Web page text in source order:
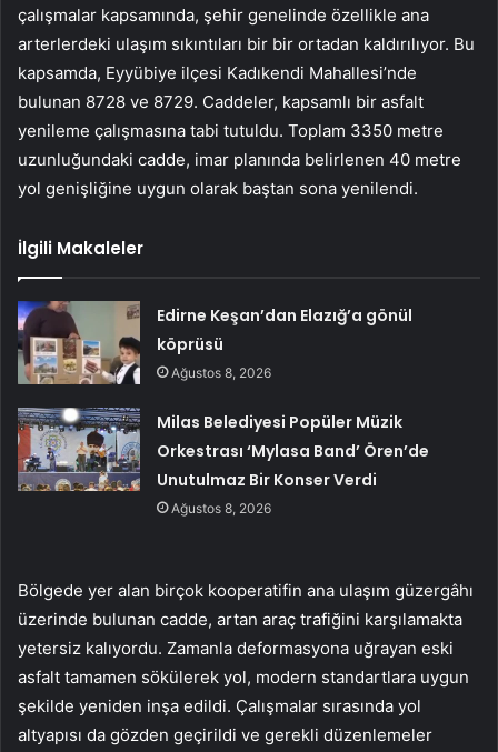
çalışmalar kapsamında, şehir genelinde özellikle ana
arterlerdeki ulaşım sıkıntıları bir bir ortadan kaldırılıyor. Bu
kapsamda, Eyyübiye ilçesi Kadıkendi Mahallesi’nde
bulunan 8728 ve 8729. Caddeler, kapsamlı bir asfalt
yenileme çalışmasına tabi tutuldu. Toplam 3350 metre
uzunluğundaki cadde, imar planında belirlenen 40 metre
yol genişliğine uygun olarak baştan sona yenilendi.
İlgili Makaleler
Edirne Keşan’dan Elazığ’a gönül
köprüsü
Ağustos 8, 2026
Milas Belediyesi Popüler Müzik
Orkestrası ‘Mylasa Band’ Ören’de
Unutulmaz Bir Konser Verdi
Ağustos 8, 2026
Bölgede yer alan birçok kooperatifin ana ulaşım güzergâhı
üzerinde bulunan cadde, artan araç trafiğini karşılamakta
yetersiz kalıyordu. Zamanla deformasyona uğrayan eski
asfalt tamamen sökülerek yol, modern standartlara uygun
şekilde yeniden inşa edildi. Çalışmalar sırasında yol
altyapısı da gözden geçirildi ve gerekli düzenlemeler